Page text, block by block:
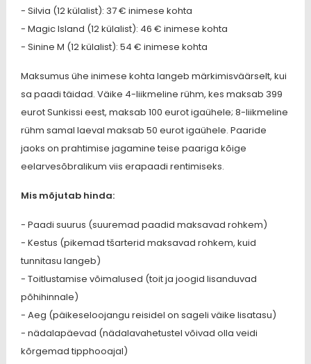
- Silvia (12 külalist): 37 € inimese kohta
- Magic Island (12 külalist): 46 € inimese kohta
- Sinine M (12 külalist): 54 € inimese kohta
Maksumus ühe inimese kohta langeb märkimisväärselt, kui
sa paadi täidad. Väike 4-liikmeline rühm, kes maksab 399
eurot Sunkissi eest, maksab 100 eurot igaühele; 8-liikmeline
rühm samal laeval maksab 50 eurot igaühele. Paaride
jaoks on prahtimise jagamine teise paariga kõige
eelarvesõbralikum viis erapaadi rentimiseks.
Mis mõjutab hinda:
- Paadi suurus (suuremad paadid maksavad rohkem)
- Kestus (pikemad tšarterid maksavad rohkem, kuid
tunnitasu langeb)
- Toitlustamise võimalused (toit ja joogid lisanduvad
põhihinnale)
- Aeg (päikeseloojangu reisidel on sageli väike lisatasu)
- nädalapäevad (nädalavahetustel võivad olla veidi
kõrgemad tipphooajal)